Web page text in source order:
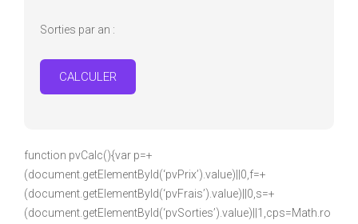
Sorties par an :
CALCULER
function pvCalc(){var p=+
(document.getElementById(‘pvPrix’).value)||0,f=+
(document.getElementById(‘pvFrais’).value)||0,s=+
(document.getElementById(‘pvSorties’).value)||1,cps=Math.ro